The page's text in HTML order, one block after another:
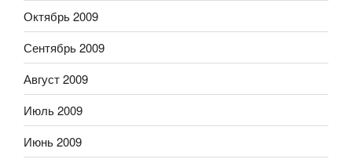
Октябрь 2009
Сентябрь 2009
Август 2009
Июль 2009
Июнь 2009